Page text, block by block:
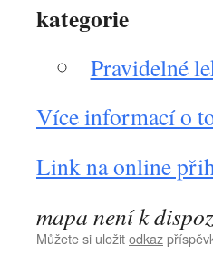
kategorie
Pravidelné
Více informací o
Link na online
mapa není k
Můžete si uložitodkaz